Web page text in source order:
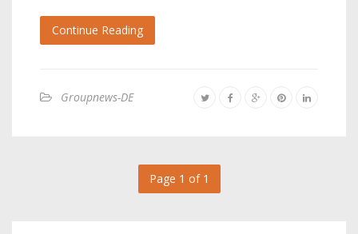
Continue Reading
Groupnews-DE
Page 1 of 1